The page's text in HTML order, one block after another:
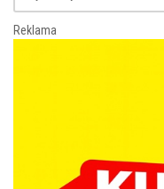
Reklama